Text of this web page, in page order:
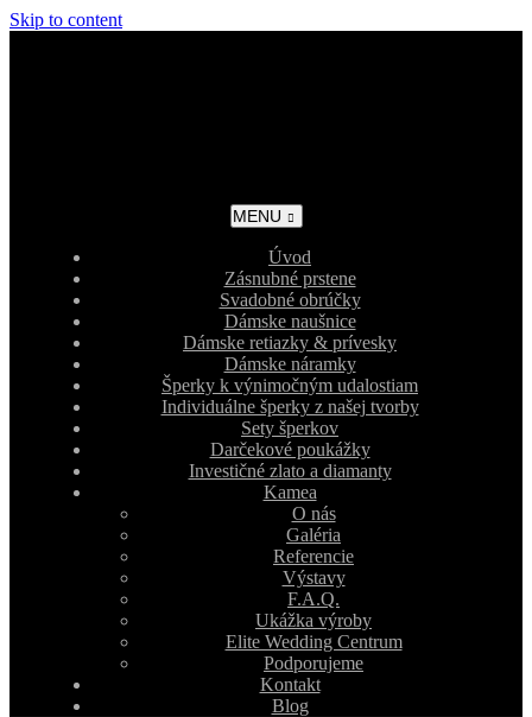
Skip to content
MENU
Úvod
Zásnubné prstene
Svadobné obrúčky
Dámske naušnice
Dámske retiazky & prívesky
Dámske náramky
Šperky k výnimočným udalostiam
Individuálne šperky z našej tvorby
Sety šperkov
Darčekové poukážky
Investičné zlato a diamanty
Kamea
O nás
Galéria
Referencie
Výstavy
F.A.Q.
Ukážka výroby
Elite Wedding Centrum
Podporujeme
Kontakt
Blog